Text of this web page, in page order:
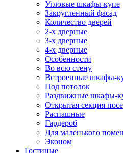
Угловые шкафы-купе
Закругленный фасад
Количество дверей
2-х дверные
3-х дверные
4-х дверные
Особенности
Во всю стену
Встроенные шкафы-
Под потолок
Раздвижные шкафы-
Открытая секция
Распашные
Гардероб
Для маленького
Эконом
Гостиные